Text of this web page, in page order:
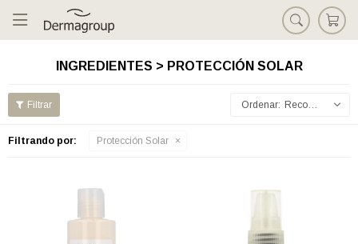

INGREDIENTES > PROTECCIÓN SOLAR
Recomendados
Filtrando por: Protección Solar